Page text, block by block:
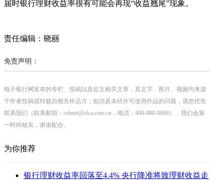
届时银行理财收益率很有可能会再现“收益翘尾”现象。
责任编辑：晓丽
免责声明：
电子银行网发布的专栏、投稿以及征文相关文章，其文字、图片、视频均来源
于作者投稿或转载自相关作品方；如涉及未经许可使用作品的问题，请您优先
联系我们（联系邮箱：cebnet@cfca.com.cn，电话：400-880-9888），我们会第
一时间核实，谢谢配合。
为你推荐
银行理财收益率回落至4.4% 央行降准将致理财收益走